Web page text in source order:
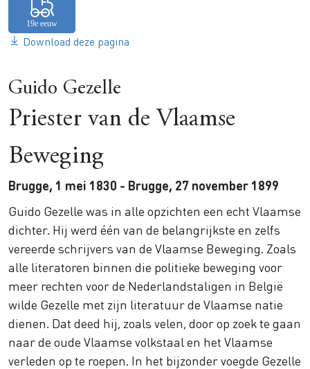
Download deze pagina
Guido Gezelle
Priester van de Vlaamse
Beweging
Brugge, 1 mei 1830 - Brugge, 27 november 1899
Guido Gezelle was in alle opzichten een echt Vlaamse
dichter. Hij werd één van de belangrijkste en zelfs
vereerde schrijvers van de Vlaamse Beweging. Zoals
alle literatoren binnen die politieke beweging voor
meer rechten voor de Nederlandstaligen in België
wilde Gezelle met zijn literatuur de Vlaamse natie
dienen. Dat deed hij, zoals velen, door op zoek te gaan
naar de oude Vlaamse volkstaal en het Vlaamse
verleden op te roepen. In het bijzonder voegde Gezelle